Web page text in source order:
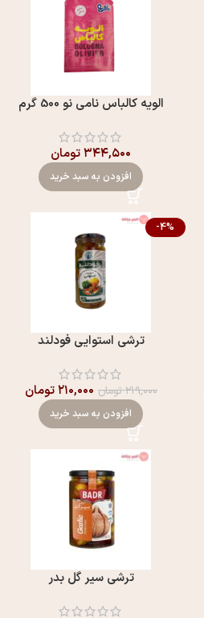
الویه کالباس نامی نو 500 گرم
۳۴۴,۵۰۰تومان
افزودن به سبد خرید
-4%
ترشی استوایی فودلند
۲۱۹,۰۰۰تومان ۲۱۰,۰۰۰تومان
افزودن به سبد خرید
ترشی سیر گل بدر